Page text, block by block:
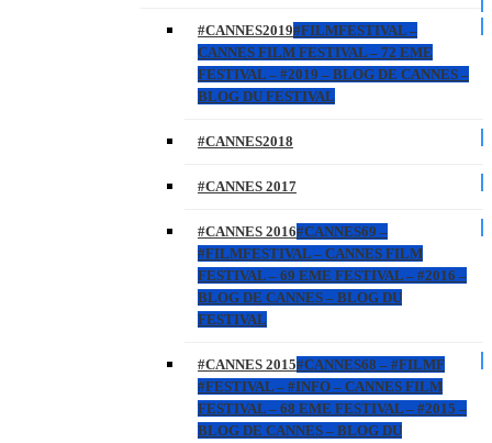
#CANNES2019#FILMFESTIVAL –
CANNES FILM FESTIVAL – 72 EME
FESTIVAL – #2019 – BLOG DE CANNES –
BLOG DU FESTIVAL
#CANNES2018
#CANNES 2017
#CANNES 2016#CANNES69 –
#FILMFESTIVAL – CANNES FILM
FESTIVAL – 69 EME FESTIVAL – #2016 –
BLOG DE CANNES – BLOG DU
FESTIVAL
#CANNES 2015#CANNES68 – #FILMF
#FESTIVAL – #INFO – CANNES FILM
FESTIVAL – 68 EME FESTIVAL – #2015 –
BLOG DE CANNES – BLOG DU